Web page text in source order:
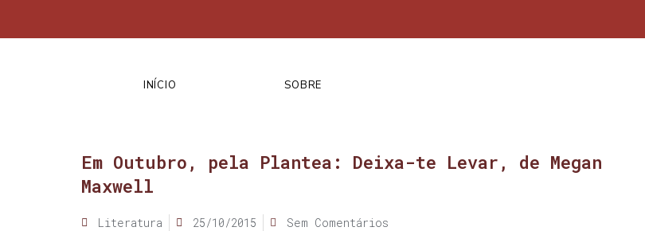
INÍCIO SOBRE
Em Outubro, pela Plantea: Deixa-te Levar, de Megan
Maxwell
Literatura 25/10/2015 Sem Comentários